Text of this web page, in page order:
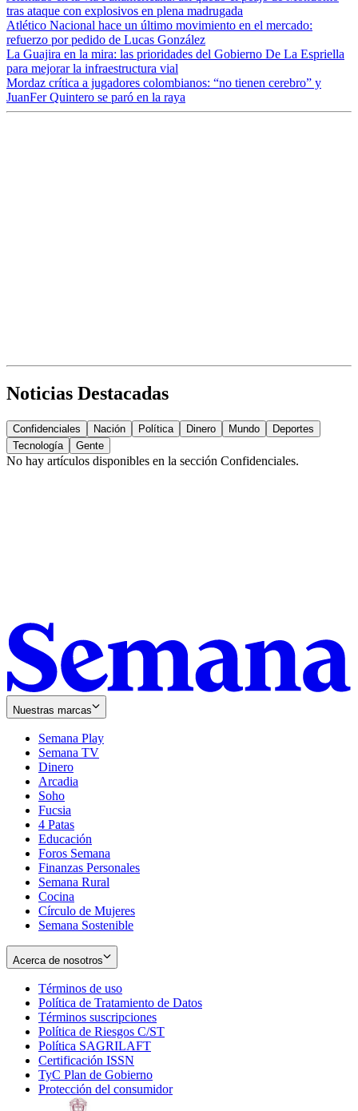
tras ataque con explosivos en plena madrugada
Atlético Nacional hace un último movimiento en el mercado:
refuerzo por pedido de Lucas González
La Guajira en la mira: las prioridades del Gobierno De La Espriella
para mejorar la infraestructura vial
Mordaz crítica a jugadores colombianos: “no tienen cerebro” y
JuanFer Quintero se paró en la raya
Noticias Destacadas
Confidenciales Nación Política Dinero Mundo
Deportes
Tecnología
Gente
No hay artículos disponibles en la sección Confidenciales.
Nuestras marcas
Semana Play
Semana TV
Dinero
Arcadia
Soho
in
new
window
Fucsia
in
new
window
4 Patas
Educación
Foros Semana
Finanzas Personales
Semana Rural
Cocina
Círculo de Mujeres
Semana Sostenible
Acerca de nosotros
Términos de uso
in
new
window
Política de Tratamiento de Datos
Términos suscripciones
in
Política de Riesgos C/ST
Política SAGRILAFT
new
window
Certificación ISSN
in
new
TyC Plan de Gobierno
in
Protección del consumidorOpens